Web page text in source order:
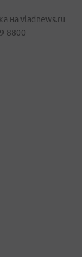
на vladnews.ru
8800